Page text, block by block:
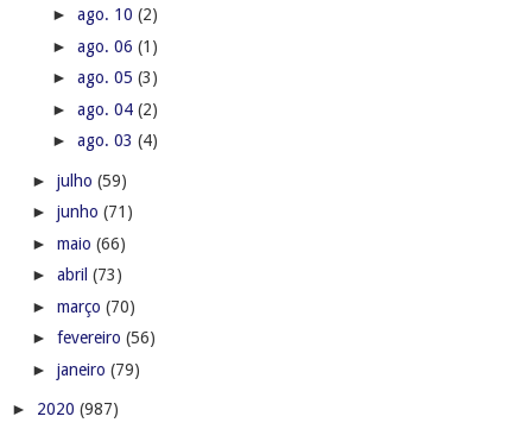
► ago. 10 (2)
► ago. 06 (1)
► ago. 05 (3)
► ago. 04 (2)
► ago. 03 (4)
► julho (59)
► junho (71)
► maio (66)
► abril (73)
► março (70)
► fevereiro (56)
► janeiro (79)
► 2020 (987)